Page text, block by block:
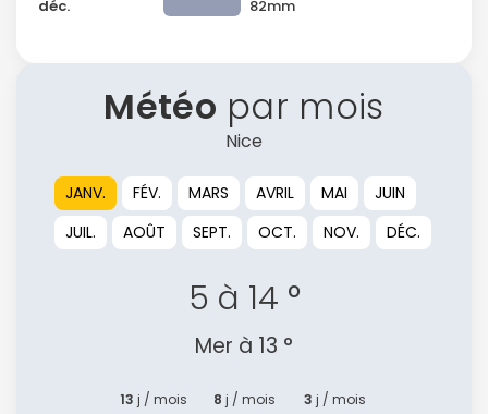
déc.
82mm
Météo par mois
Nice
JANV. FÉV. MARS AVRIL MAI
JUIN
JUIL.
AOÛT SEPT. OCT. NOV. DÉC.
5 à 14 °
Mer à 13 °
13 j / mois 8 j / mois 3 j / mois